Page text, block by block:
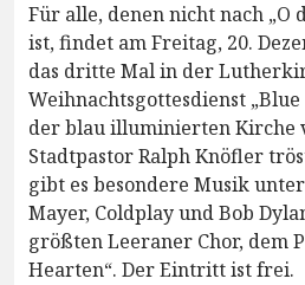
Für alle, denen nicht nach „O
ist, findet am Freitag, 20.
das dritte Mal in der
Weihnachtsgottesdienst
der blau illuminierten Kirche
Stadtpastor Ralph Knöfler
gibt es besondere Musik
Mayer, Coldplay und Bob
größten Leeraner Chor, dem
Hearten“. Der Eintritt ist frei.